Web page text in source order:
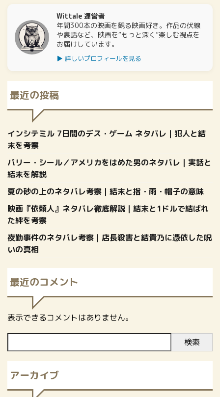
Wittale 運営者
年間300本の映画を観る映画好き。作品の伏線
や裏話など、映画を“もっと深く”楽しむ視点を
お届けしています。
▶ 詳しいプロフィールを見る
最近の投稿
インシテミル 7日間のデス・ゲーム ネタバレ｜犯人と結
末を考察
バリー・シール／アメリカをはめた男のネタバレ｜実話と
結末を解説
夏の砂の上のネタバレ考察｜結末と指・雨・帽子の意味
映画『依頼人』ネタバレ徹底解説｜結末と1ドルで結ばれ
た絆を考察
夜勤事件のネタバレ考察｜店長殺害と結貴乃に憑依した呪
いの真相
最近のコメント
表示できるコメントはありません。
検索
アーカイブ